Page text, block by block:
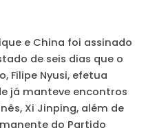
e China foi assinado
de seis dias que o
Filipe Nyusi, efetua
já manteve encontros
Xi Jinping, além de
do Partido